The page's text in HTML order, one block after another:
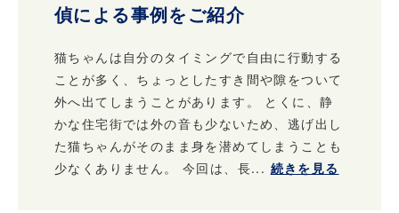
偵による事例をご紹介
猫ちゃんは自分のタイミングで自由に行動する
ことが多く、ちょっとしたすき間や隙をついて
外へ出てしまうことがあります。 とくに、静
かな住宅街では外の音も少ないため、逃げ出し
た猫ちゃんがそのまま身を潜めてしまうことも
少なくありません。 今回は、長... 続きを見る